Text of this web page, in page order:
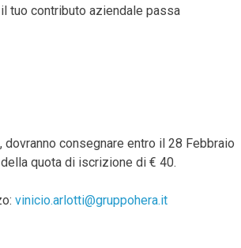
tuo contributo aziendale passa
consegnare entro il 28 Febbraio
quota di iscrizione di € 40.
vinicio.arlotti@gruppohera.it